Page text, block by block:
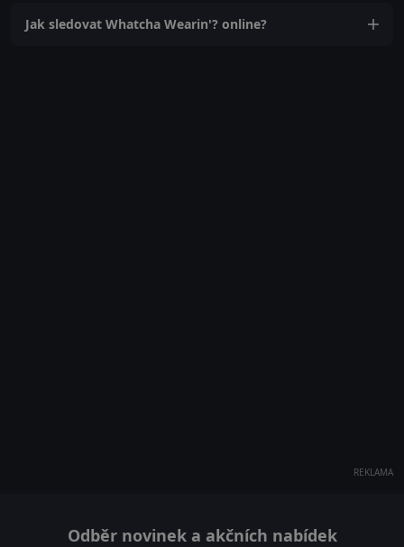
Jak sledovat Whatcha Wearin'? online?
REKLAMA
Odběr novinek a akčních nabídek